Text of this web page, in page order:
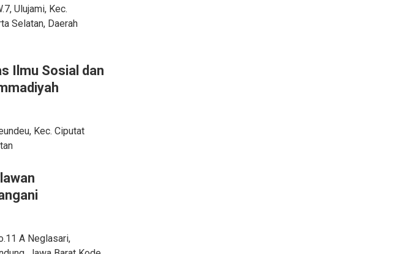
Ulujami, Kec.
Selatan, Daerah
Ilmu Sosial dan
Kec. Ciputat
A Neglasari,